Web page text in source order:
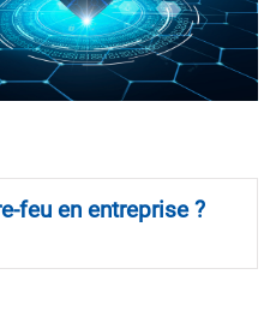
feu en entreprise ?